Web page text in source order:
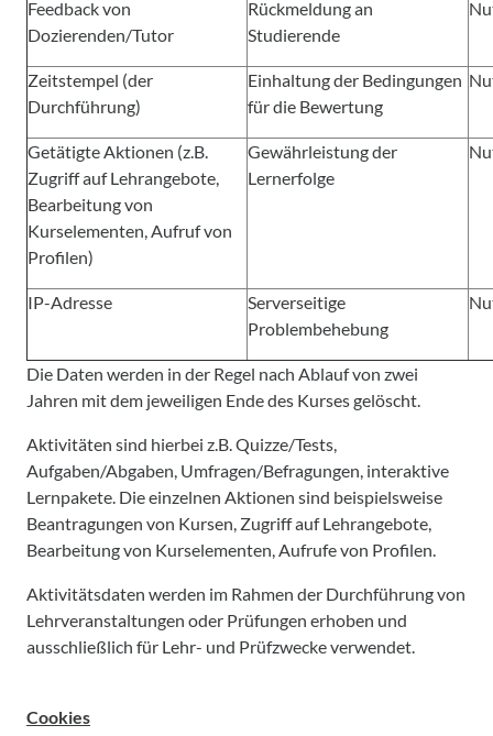
Feedback von
Dozierenden/Tutor
Rückmeldung an
Studierende
Zeitstempel (der
Durchführung)
Einhaltung der Bedingungen
für die Bewertung
Getätigte Aktionen (z.B.
Zugriff auf Lehrangebote,
Bearbeitung von
Kurselementen, Aufruf von
Profilen)
Gewährleistung der
Lernerfolge
IP-Adresse
Serverseitige
Problembehebung
Die Daten werden in der Regel nach Ablauf von zwei
Jahren mit dem jeweiligen Ende des Kurses gelöscht.
Aktivitäten sind hierbei z.B. Quizze/Tests,
Aufgaben/Abgaben, Umfragen/Befragungen, interaktive
Lernpakete. Die einzelnen Aktionen sind beispielsweise
Beantragungen von Kursen, Zugriff auf Lehrangebote,
Bearbeitung von Kurselementen, Aufrufe von Profilen.
Aktivitätsdaten werden im Rahmen der Durchführung von
Lehrveranstaltungen oder Prüfungen erhoben und
ausschließlich für Lehr- und Prüfzwecke verwendet.
Cookies